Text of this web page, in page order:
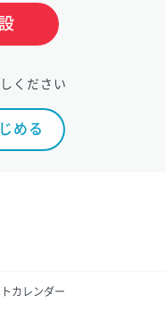
ください
める
カレンダー